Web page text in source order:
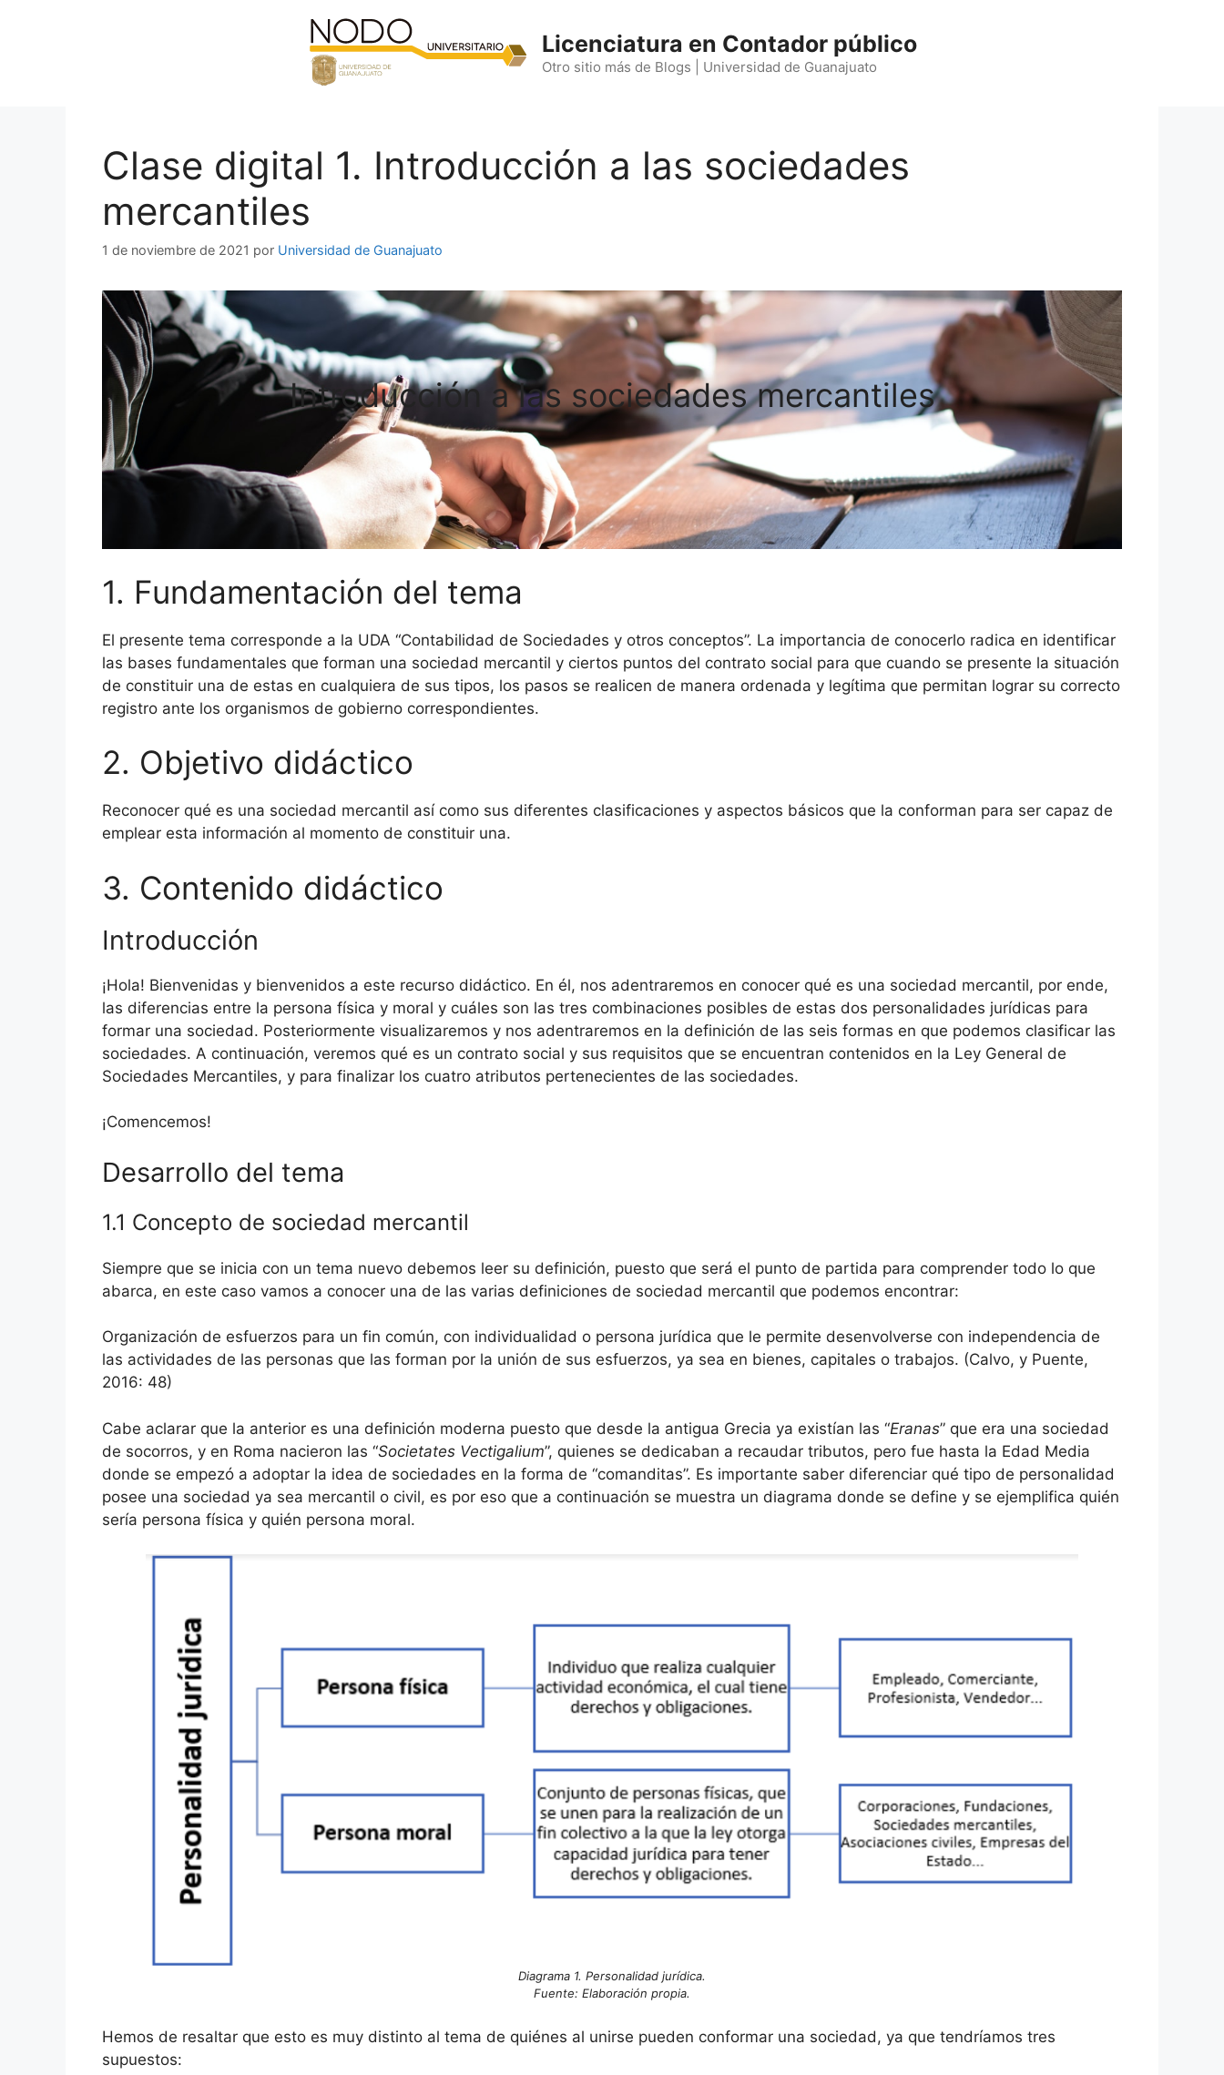
Licenciatura en Contador público
Otro sitio más de Blogs | Universidad de Guanajuato
Clase digital 1. Introducción a las sociedades
mercantiles
1 de noviembre de 2021 por Universidad de Guanajuato
Introducción a las sociedades mercantiles
1. Fundamentación del tema
El presente tema corresponde a la UDA “Contabilidad de Sociedades y otros conceptos”. La importancia de conocerlo radica en identificar
las bases fundamentales que forman una sociedad mercantil y ciertos puntos del contrato social para que cuando se presente la situación
de constituir una de estas en cualquiera de sus tipos, los pasos se realicen de manera ordenada y legítima que permitan lograr su correcto
registro ante los organismos de gobierno correspondientes.
2. Objetivo didáctico
Reconocer qué es una sociedad mercantil así como sus diferentes clasificaciones y aspectos básicos que la conforman para ser capaz de
emplear esta información al momento de constituir una.
3. Contenido didáctico
Introducción
¡Hola! Bienvenidas y bienvenidos a este recurso didáctico. En él, nos adentraremos en conocer qué es una sociedad mercantil, por ende,
las diferencias entre la persona física y moral y cuáles son las tres combinaciones posibles de estas dos personalidades jurídicas para
formar una sociedad. Posteriormente visualizaremos y nos adentraremos en la definición de las seis formas en que podemos clasificar las
sociedades. A continuación, veremos qué es un contrato social y sus requisitos que se encuentran contenidos en la Ley General de
Sociedades Mercantiles, y para finalizar los cuatro atributos pertenecientes de las sociedades.
¡Comencemos!
Desarrollo del tema
1.1 Concepto de sociedad mercantil
Siempre que se inicia con un tema nuevo debemos leer su definición, puesto que será el punto de partida para comprender todo lo que
abarca, en este caso vamos a conocer una de las varias definiciones de sociedad mercantil que podemos encontrar:
Organización de esfuerzos para un fin común, con individualidad o persona jurídica que le permite desenvolverse con independencia de
las actividades de las personas que las forman por la unión de sus esfuerzos, ya sea en bienes, capitales o trabajos. (Calvo, y Puente,
2016: 48)
Cabe aclarar que la anterior es una definición moderna puesto que desde la antigua Grecia ya existían las “Eranas” que era una sociedad
de socorros, y en Roma nacieron las “Societates Vectigalium”, quienes se dedicaban a recaudar tributos, pero fue hasta la Edad Media
donde se empezó a adoptar la idea de sociedades en la forma de “comanditas”. Es importante saber diferenciar qué tipo de personalidad
posee una sociedad ya sea mercantil o civil, es por eso que a continuación se muestra un diagrama donde se define y se ejemplifica quién
sería persona física y quién persona moral.
Diagrama 1. Personalidad jurídica.
Fuente: Elaboración propia.
Hemos de resaltar que esto es muy distinto al tema de quiénes al unirse pueden conformar una sociedad, ya que tendríamos tres
supuestos: